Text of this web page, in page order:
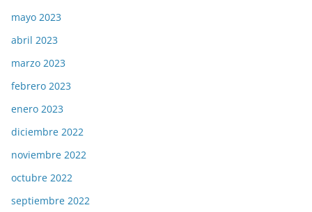
mayo 2023
abril 2023
marzo 2023
febrero 2023
enero 2023
diciembre 2022
noviembre 2022
octubre 2022
septiembre 2022